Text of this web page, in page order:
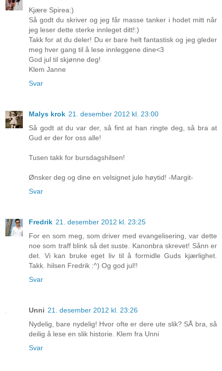
Kjære Spirea:)
Så godt du skriver og jeg får masse tanker i hodet mitt når
jeg leser dette sterke innleget ditt!:)
Takk for at du deler! Du er bare helt fantastisk og jeg gleder
meg hver gang til å lese innleggene dine<3
God jul til skjønne deg!
Klem Janne
Svar
Malys krok 21. desember 2012 kl. 23:00
Så godt at du var der, så fint at han ringte deg, så bra at
Gud er der for oss alle!
Tusen takk for bursdagshilsen!
Ønsker deg og dine en velsignet jule høytid! -Margit-
Svar
Fredrik 21. desember 2012 kl. 23:25
For en som meg, som driver med evangelisering, var dette
noe som traff blink så det suste. Kanonbra skrevet! Sånn er
det. Vi kan bruke eget liv til å formidle Guds kjærlighet.
Takk. hilsen Fredrik :^) Og god jul!!
Svar
Unni 21. desember 2012 kl. 23:26
Nydelig, bare nydelig! Hvor ofte er dere ute slik? SÅ bra, så
deilig å lese en slik historie. Klem fra Unni
Svar